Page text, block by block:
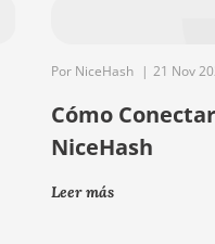
Por NiceHash | 21 Nov
Cómo
NiceHash
Leer más